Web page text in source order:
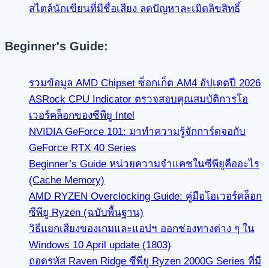
สไตล์นักเขียนที่มีชื่อเสียง ลดปัญหาละเมิดลิขสิทธิ์
Beginner's Guide:
รวมข้อมูล AMD Chipset ซ็อกเก็ต AM4 อัปเดตปี 2026
ASRock CPU Indicator ตรวจสอบคุณสมบัติการโอ
เวอร์คล็อกของซีพียู Intel
NVIDIA GeForce 101: มาทำความรู้จักการ์ดจอกับ
GeForce RTX 40 Series
Beginner’s Guide หน่วยความจำแคชในซีพียูคืออะไร
(Cache Memory)
AMD RYZEN Overclocking Guide: คู่มือโอเวอร์คล็อก
ซีพียู Ryzen (ฉบับพื้นฐาน)
วิธีแยกเสียงของเกมและแอปฯ ออกช่องทางต่าง ๆ ใน
Windows 10 April update (1803)
ถอดรหัส Raven Ridge ซีพียู Ryzen 2000G Series ที่มี